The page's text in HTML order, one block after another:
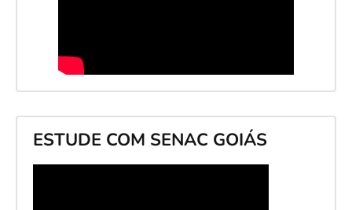
ESTUDE COM SENAC GOIÁS